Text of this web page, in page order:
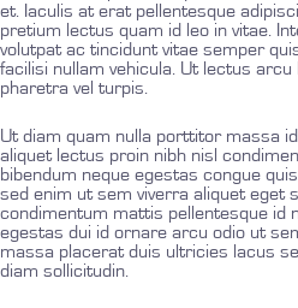
et. Iaculis at erat pellentesque
pretium lectus quam id leo in vitae.
volutpat ac tincidunt vitae semper
facilisi nullam vehicula. Ut lectus arcu
pharetra vel turpis.
Ut diam quam nulla porttitor massa
aliquet lectus proin nibh nisl
bibendum neque egestas congue
sed enim ut sem viverra aliquet eget
condimentum mattis pellentesque id
egestas dui id ornare arcu odio ut
massa placerat duis ultricies lacus
diam sollicitudin.